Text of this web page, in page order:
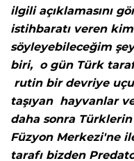
ilgili açıklamasını
istihbaratı veren
söyleyebileceğim
biri, o gün Türk
rutin bir devriye
taşıyan hayvanlar
daha sonra
Füzyon Merkezi'ne
tarafı bizden